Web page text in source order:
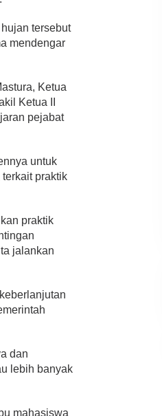
tersebut
mendengar
Ketua
Ketua II
pejabat
untuk
praktik
praktik
jalankan
dan
lebih banyak
mahasiswa